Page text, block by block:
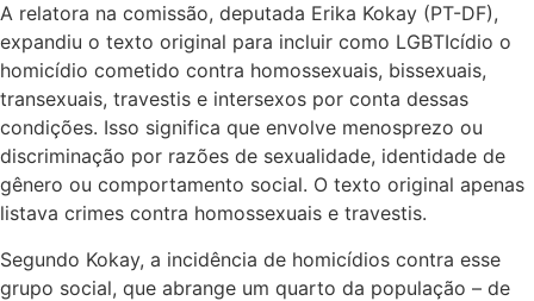
A relatora na comissão, deputada Erika Kokay (PT-DF),
expandiu o texto original para incluir como LGBTIcídio o
homicídio cometido contra homossexuais, bissexuais,
transexuais, travestis e intersexos por conta dessas
condições. Isso significa que envolve menosprezo ou
discriminação por razões de sexualidade, identidade de
gênero ou comportamento social. O texto original apenas
listava crimes contra homossexuais e travestis.
Segundo Kokay, a incidência de homicídios contra esse
grupo social, que abrange um quarto da população – de